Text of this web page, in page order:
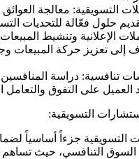
التسويقية: معالجة العوائق
حلول فعّالة للتحديات
الإعلانية وتنشيط المبيعات
إلى تعزيز حركة المبيعات
تنافسية: دراسة
العميل على التفوق والتعامل
التسويقية:
التسويقية جزءاً أساسياً
السوق التنافسي، حيث